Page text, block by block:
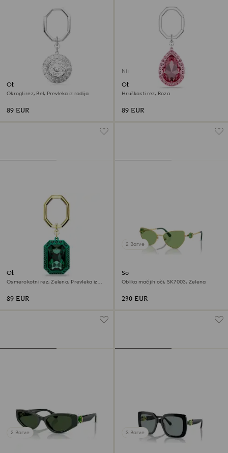
Obroček za ključe
Okrogli rez, Bel, Prevleka iz rodija
89 EUR
Ni na zalogi
Obroček za ključe
Hruškasti rez, Roza
89 EUR
Obroček za ključe
Osmerokotni rez, Zelena, Prevleka iz
89 EUR
2 Barve
Sončna očala
Oblika mačjih oči, SK7003, Zelena
230 EUR
2 Barve 3 Barve